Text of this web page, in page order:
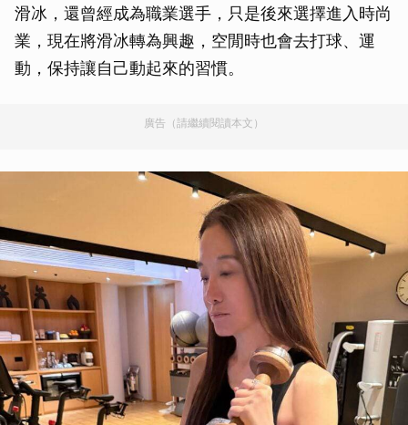
滑冰，還曾經成為職業選手，只是後來選擇進入時尚
業，現在將滑冰轉為興趣，空閒時也會去打球、運
動，保持讓自己動起來的習慣。
廣告（請繼續閱讀本文）